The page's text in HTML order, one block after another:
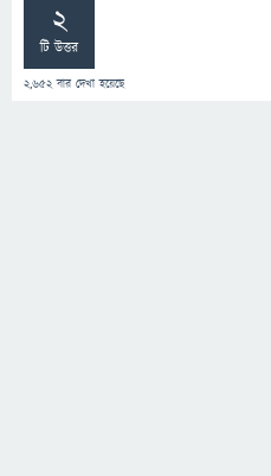
2
টি উত্তর
2,652বার দেখা হয়েছে